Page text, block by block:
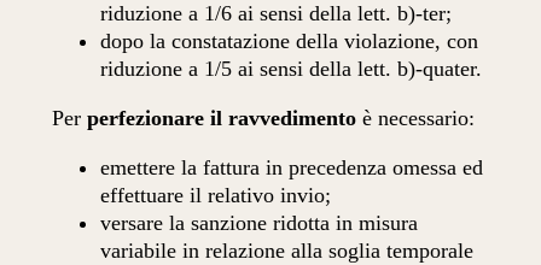
riduzione a 1/6 ai sensi della lett. b)-ter;
dopo la constatazione della violazione, con
riduzione a 1/5 ai sensi della lett. b)-quater.
Perperfezionare il ravvedimento è necessario:
emettere la fattura in precedenza omessa ed
effettuare il relativo invio;
versare la sanzione ridotta in misura
variabile in relazione alla soglia temporale